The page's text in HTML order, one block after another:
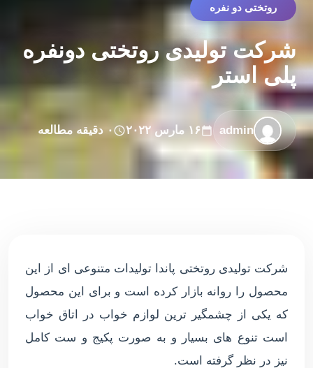
روتختی دو نفره
شرکت تولیدی روتختی دونفره
پلی استر
admin ۱۶ مارس ۲۰۲۲ ۰ دقیقه مطالعه
شرکت تولیدی روتختی پاندا تولیدات متنوعی ای از این
محصول را روانه بازار کرده است و برای این محصول
که یکی از چشمگیر ترین لوازم خواب در اتاق خواب
است تنوع های بسیار و به صورت پکیج و ست کامل
نیز در نظر گرفته است.